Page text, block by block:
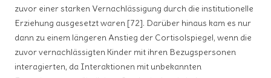
zuvor einer starken Vernachlässigung durch die institutionelle
Erziehung ausgesetzt waren [72]. Darüber hinaus kam es nur
dann zu einem längeren Anstieg der Cortisolspiegel, wenn die
zuvor vernachlässigten Kinder mit ihren Bezugspersonen
interagierten, da Interaktionen mit unbekannten